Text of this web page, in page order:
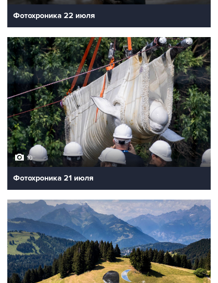
Фотохроника 22 июля
10
Фотохроника 21 июля